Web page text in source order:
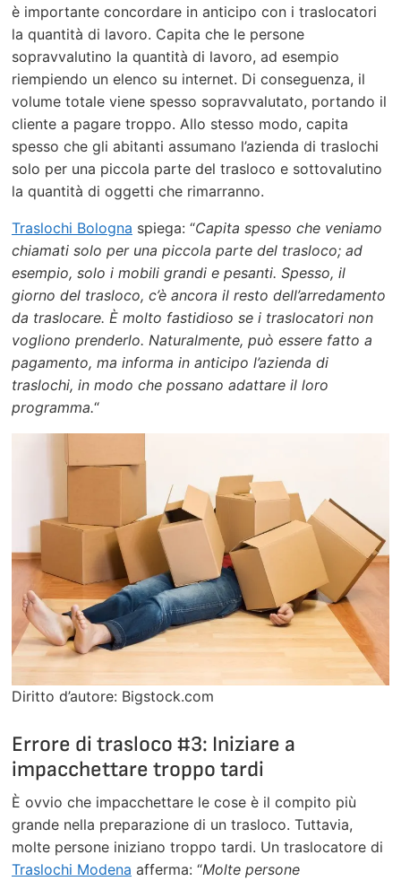
è importante concordare in anticipo con i traslocatori
la quantità di lavoro. Capita che le persone
sopravvalutino la quantità di lavoro, ad esempio
riempiendo un elenco su internet. Di conseguenza, il
volume totale viene spesso sopravvalutato, portando il
cliente a pagare troppo. Allo stesso modo, capita
spesso che gli abitanti assumano l’azienda di traslochi
solo per una piccola parte del trasloco e sottovalutino
la quantità di oggetti che rimarranno.
Traslochi Bologna spiega: “Capita spesso che veniamo
chiamati solo per una piccola parte del trasloco; ad
esempio, solo i mobili grandi e pesanti. Spesso, il
giorno del trasloco, c’è ancora il resto dell’arredamento
da traslocare. È molto fastidioso se i traslocatori non
vogliono prenderlo. Naturalmente, può essere fatto a
pagamento, ma informa in anticipo l’azienda di
traslochi, in modo che possano adattare il loro
programma.“
Diritto d’autore: Bigstock.com
Errore di trasloco #3: Iniziare a
impacchettare troppo tardi
È ovvio che impacchettare le cose è il compito più
grande nella preparazione di un trasloco. Tuttavia,
molte persone iniziano troppo tardi. Un traslocatore di
Traslochi Modena afferma: “Molte persone